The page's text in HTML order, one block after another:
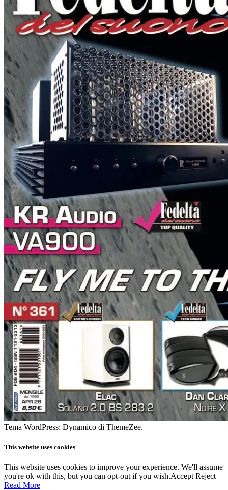
Tema WordPress: Dynamico di ThemeZee.
This website uses cookies
This website uses cookies to improve your experience. We'll assume
you're ok with this, but you can opt-out if you wish.Accept Reject
Read More